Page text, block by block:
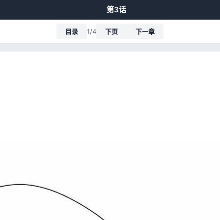
第3话
目录 1/4 下页 下一章